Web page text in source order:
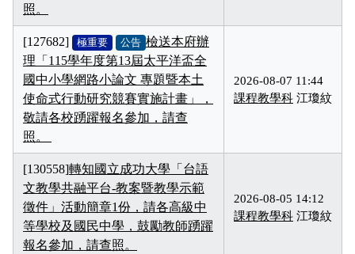
照。
[127682] 極重要 公告 檢送本府辦
理「115學年度第13屆太平洋盃全
國中小學網路小論文 專題暨本土
使命式行動研究競賽實施計畫」，
敬請各校踴躍報名參加，請查
照。
2026-08-07 11:44
課程教學科 江瓊紋
[130558]轉知國立成功大學「台語
文教學共融平台-教案暨教學示範
徵件」活動簡章1份，請各高級中
等學校及國民中學，鼓勵教師踴躍
報名參加，請查照。
2026-08-05 14:12
課程教學科 江瓊紋